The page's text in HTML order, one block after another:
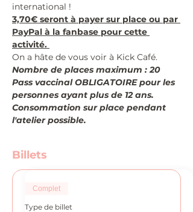
international !
3,70€ seront à payer sur place ou par
PayPal à la fanbase pour cette
activité.
On a hâte de vous voir à Kick Café.
Nombre de places maximum : 20
Pass vaccinal OBLIGATOIRE pour les
personnes ayant plus de 12 ans.
Consommation sur place pendant
l'atelier possible.
Billets
Complet
Type de billet